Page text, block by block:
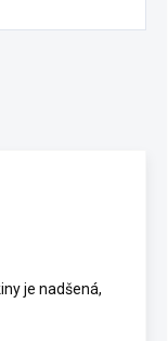
je nadšená,